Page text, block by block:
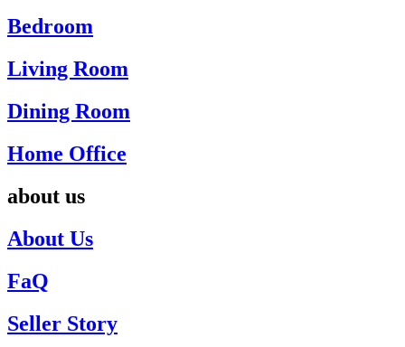
Bedroom
Living Room
Dining Room
Home Office
about us
About Us
FaQ
Seller Story